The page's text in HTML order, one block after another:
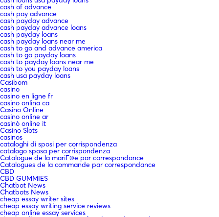
cash of advance
cash pay advance
cash payday advance
cash payday advance loans
cash payday loans
cash payday loans near me
cash to go and advance america
cash to go payday loans
cash to payday loans near me
cash to you payday loans
cash usa payday loans
Casibom
casino
casino en ligne fr
casino onlina ca
Casino Online
casino online ar
casinò online it
Casino Slots
casinos
cataloghi di sposi per corrispondenza
catalogo sposa per corrispondenza
Catalogue de la mariГ©e par correspondance
Catalogues de la commande par correspondance
CBD
CBD GUMMIES
Chatbot News
Chatbots News
cheap essay writer sites
cheap essay writing service reviews
cheap online essay services